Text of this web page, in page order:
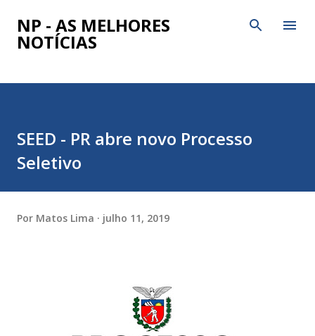
Pular para o conteúdo principal
NP - AS MELHORES
NOTÍCIAS
SEED - PR abre novo Processo
Seletivo
Por Matos Lima julho 11, 2019